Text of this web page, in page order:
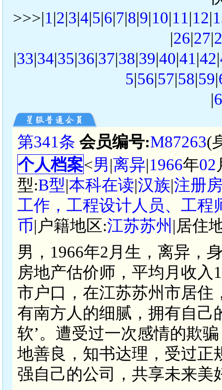
>>>|1|2|3|4|5|6|7|8|9|10|11|12|
|26|27|
|33|34|35|36|37|38|39|40|41|42|
5|56|57|58|59|
|
第341条 会员编号:M87263(
个人档案<男|离异|1966年02
型:B型|本科在读|汉族|注册
工作，工程设计人员、工程
币|户籍地区:江苏苏州 |居住
男，1966年2月生，离异，
房地产估价师，平均月收入
市户口，在江苏苏州市居住
有南方人的细腻，拥有自己
软’。遭受过一次感情的欺
地善良，知书达理，受过正
强自己的公司，共享未来美